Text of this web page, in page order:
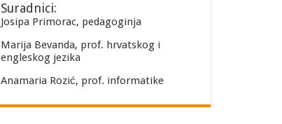
Suradnici:
Josipa Primorac, pedagoginja
Marija Bevanda, prof. hrvatskog i
engleskog jezika
Anamaria Rozić, prof. informatike